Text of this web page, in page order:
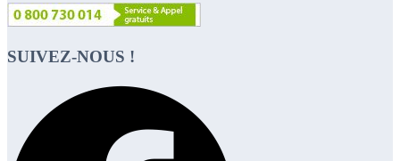
SUIVEZ-NOUS !